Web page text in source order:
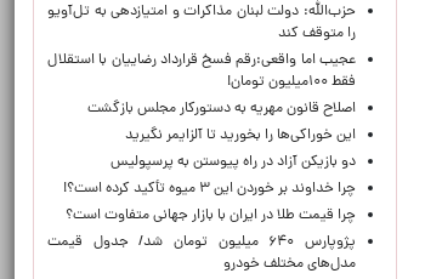
حزب‌الله: دولت لبنان مذاکرات و امتیازدهی به تل‌آویو
را متوقف کند
عجیب اما واقعی:رقم فسخ قرارداد رضاییان با استقلال
فقط ۱۰۰میلیون تومان!
اصلاح قانون مهریه به دستورکار مجلس بازگشت
این خوراکی‌ها را بخورید تا آلزایمر نگیرید
دو بازیکن آزاد در راه پیوستن به پرسپولیس
چرا خداوند بر خوردن این ۳ میوه تأکید کرده است؟!
چرا قیمت طلا در ایران با بازار جهانی متفاوت است؟
پژوپارس ۶۴۰ میلیون تومان شد/ جدول قیمت
مدل‌های مختلف خودرو